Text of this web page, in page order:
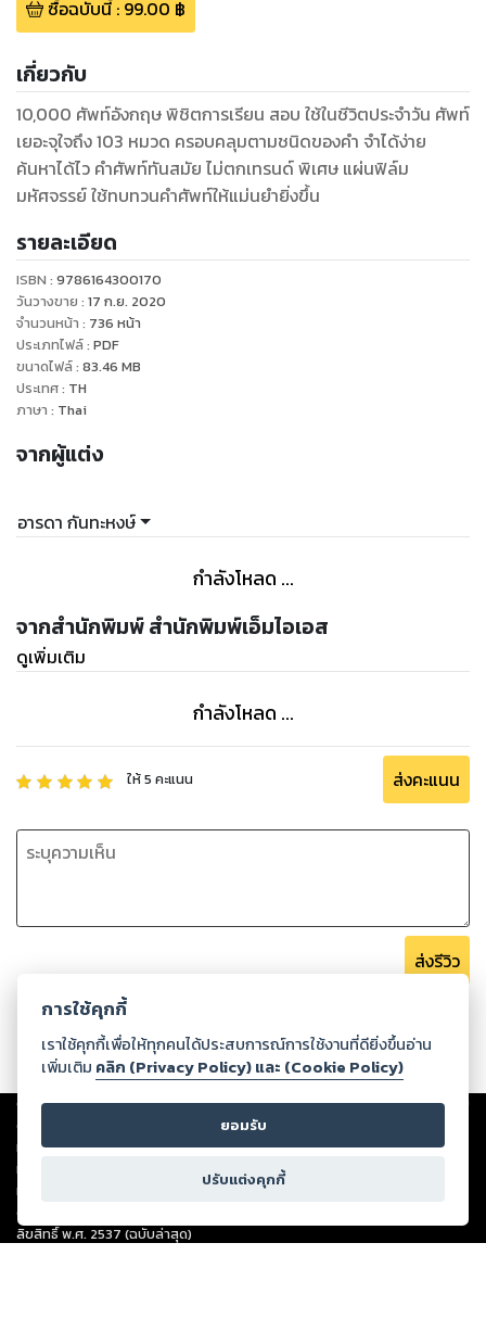
ซื้อฉบับนี้: 99.00 ฿
เกี่ยวกับ
10,000 ศัพท์อังกฤษ พิชิตการเรียน สอบ ใช้ในชีวิตประจำวัน ศัพท์
เยอะจุใจถึง 103 หมวด ครอบคลุมตามชนิดของคำ จำได้ง่าย
ค้นหาได้ไว คำศัพท์ทันสมัย ไม่ตกเทรนด์ พิเศษ แผ่นฟิล์ม
มหัศจรรย์ ใช้ทบทวนคำศัพท์ให้แม่นยำยิ่งขึ้น
รายละเอียด
ISBN : 9786164300170
วันวางขาย : 17 ก.ย. 2020
จำนวนหน้า : 736 หน้า
ประเภทไฟล์: PDF
ขนาดไฟล์: 83.46 MB
ประเทศ: TH
ภาษา : Thai
จากผู้แต่ง
อารดา กันทะหงษ์
กำลังโหลด ...
จากสำนักพิมพ์ สำนักพิมพ์เอ็มไอเอส
ดูเพิ่มเติม
กำลังโหลด ...
ให้5 คะแนน ส่งคะแนน
ส่งรีวิว
Copyright ©2026Storylog Co., Ltd. - สตอรี่ล็อกขอสงวนสิทธิ์ไม่รับผิดชอบ
ต่อผลงานหรือเนื้อหาใดที่อัปโหลดผ่านเว็บไซต์และปรากฏว่าละเมิดสิทธิใน
ทรัพย์สินทางปัญญาของบุคคลอื่นหรือขัดต่อกฎหมายและศีลธรรม ดังนั้น ผู้อ่าน
ทุกท่านโปรดใช้วิจารณญาณในการกลั่นกรองด้วยตนเอง และหากท่านพบว่าส่วน
หนึ่งส่วนใดขัดต่อกฎหมายและศีลธรรม กรุณาแจ้งมายังบริษัท เพื่อทีมงานจะได้
ดำเนินการในทันที ทั้งนี้ ทางสตอรี่ล็อกขอสงวนลิขสิทธิ์ตามพระราชบัญญัติ
ลิขสิทธิ์ พ.ศ. 2537 (ฉบับล่าสุด)
การใช้คุกกี้
เราใช้คุกกี้เพื่อให้ทุกคนได้ประสบการณ์การใช้งานที่ดียิ่งขึ้นอ่าน
เพิ่มเติม คลิก (Privacy Policy) และ (Cookie Policy)
ยอมรับ
ปรับแต่งคุกกี้